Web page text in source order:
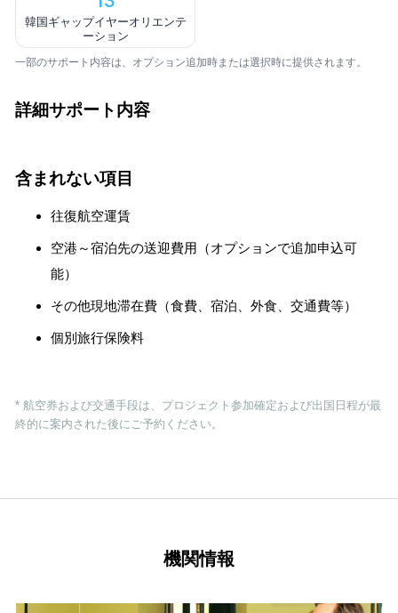
韓国ギャップイヤーオリエンテ
ーション
一部のサポート内容は、オプション追加時または選択時に提供されます。
詳細サポート内容
含まれない項目
往復航空運賃
空港～宿泊先の送迎費用（オプションで追加申込可
能）
その他現地滞在費（食費、宿泊、外食、交通費等）
個別旅行保険料
* 航空券および交通手段は、プロジェクト参加確定および出国日程が最
終的に案内された後にご予約ください。
機関情報